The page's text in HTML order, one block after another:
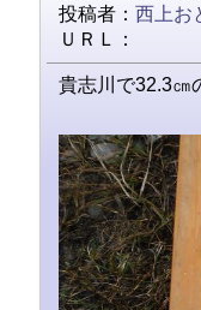
投稿者： 西上お
ＵＲＬ：
貴志川で32.3㎝